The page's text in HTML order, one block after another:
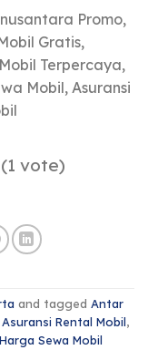
Promo,
Gratis,
Terpercaya,
Mobil, Asuransi
vote)
and tagged Antar
Asuransi Rental Mobil,
Harga Sewa Mobil